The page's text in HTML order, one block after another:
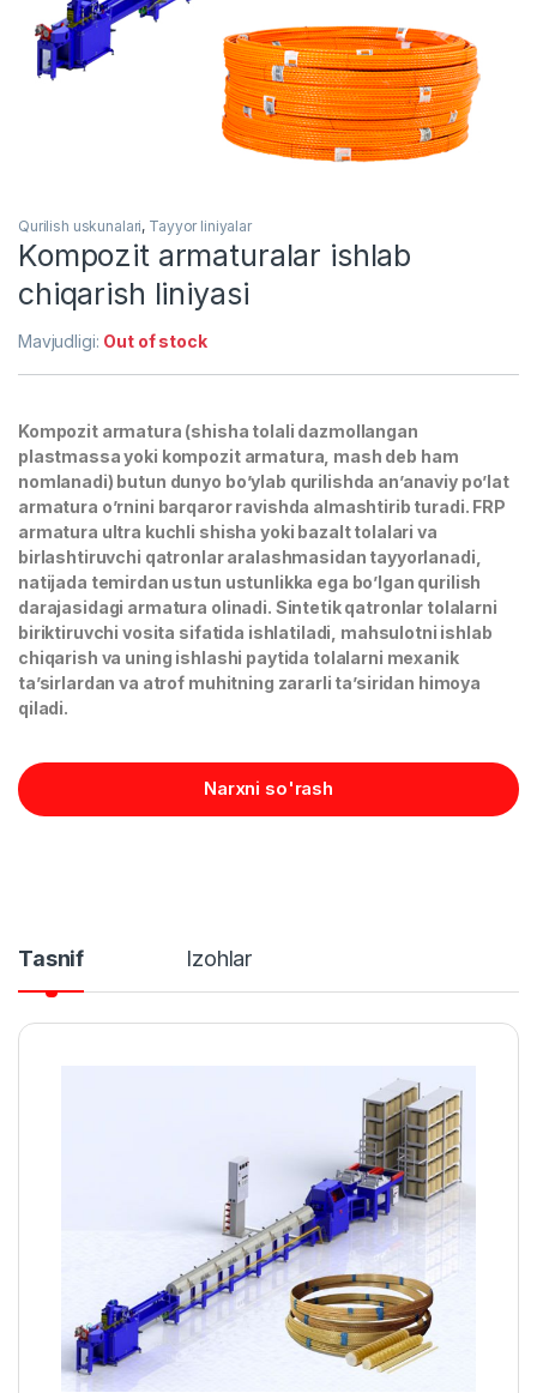
Qurilish uskunalari, Tayyor liniyalar
Kompozit armaturalar ishlab
chiqarish liniyasi
Mavjudligi: Out of stock
Kompozit armatura (shisha tolali dazmollangan
plastmassa yoki kompozit armatura, mash deb ham
nomlanadi) butun dunyo bo’ylab qurilishda an’anaviy po’lat
armatura o’rnini barqaror ravishda almashtirib turadi. FRP
armatura ultra kuchli shisha yoki bazalt tolalari va
birlashtiruvchi qatronlar aralashmasidan tayyorlanadi,
natijada temirdan ustun ustunlikka ega bo’lgan qurilish
darajasidagi armatura olinadi. Sintetik qatronlar tolalarni
biriktiruvchi vosita sifatida ishlatiladi, mahsulotni ishlab
chiqarish va uning ishlashi paytida tolalarni mexanik
ta’sirlardan va atrof muhitning zararli ta’siridan himoya
qiladi.
Narxni so'rash
Tasnif Izohlar